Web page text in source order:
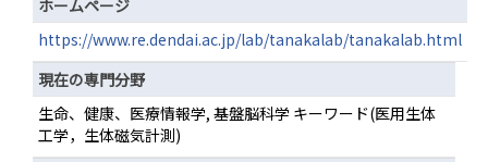
ホームページ
https://www.re.dendai.ac.jp/lab/tanakalab/tanakalab.html
現在の専門分野
生命、健康、医療情報学, 基盤脳科学 キーワード(医用生体
工学，生体磁気計測)